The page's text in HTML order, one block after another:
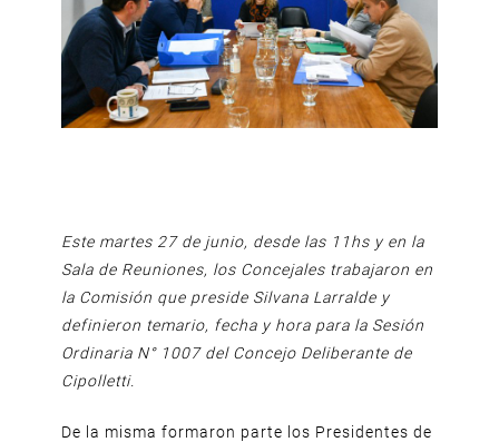
Este martes 27 de junio, desde las 11hs y en la
Sala de Reuniones, los Concejales trabajaron en
la Comisión que preside Silvana Larralde y
definieron temario, fecha y hora para la Sesión
Ordinaria N° 1007 del Concejo Deliberante de
Cipolletti.
De la misma formaron parte los Presidentes de